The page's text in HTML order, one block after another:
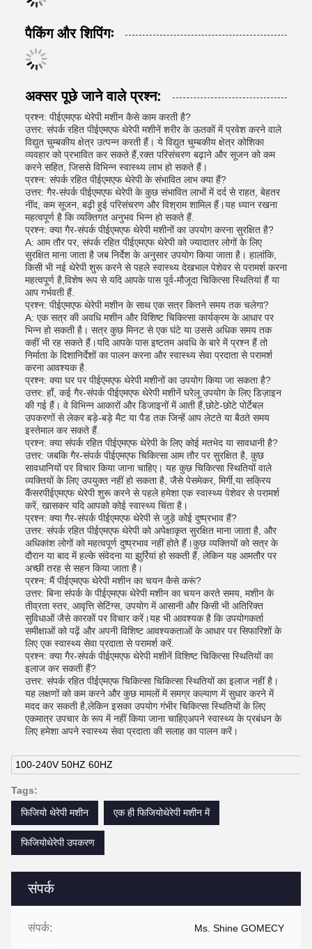
संपर्क
संपर्क: Ms. Shine GOMECY
पैकिंग और शिपिंगः
अक्सर पूछे जाने वाले प्रश्न:
प्रश्न: पीईएमएफ थेरेपी मशीन कैसे काम करती है?
उत्तर: संपर्क रहित पीईएमएफ थेरेपी मशीनें शरीर के ऊतकों में प्रवेश करने वाले
विद्युत चुम्बकीय क्षेत्र उत्पन्न करती हैं। ये विद्युत चुम्बकीय क्षेत्र कोशिका
व्यवहार को प्रभावित कर सकते हैं,रक्त परिसंचरण बढ़ाने और सूजन को कम
करने सहित, जिससे विभिन्न स्वास्थ्य लाभ हो सकते हैं।
प्रश्न: संपर्क रहित पीईएमएफ थेरेपी के संभावित लाभ क्या हैं?
उत्तर: गैर-संपर्क पीईएमएफ थेरेपी के कुछ संभावित लाभों में दर्द से राहत, बेहतर
नींद, कम सूजन, बढ़ी हुई परिसंचरण और विश्राम शामिल हैं।यह ध्यान रखना
महत्वपूर्ण है कि व्यक्तिगत अनुभव भिन्न हो सकते हैं.
प्रश्न: क्या गैर-संपर्क पीईएमएफ थेरेपी मशीनों का उपयोग करना सुरक्षित है?
A: आम तौर पर, संपर्क रहित पीईएमएफ थेरेपी को ज्यादातर लोगों के लिए
सुरक्षित माना जाता है जब निर्देश के अनुसार उपयोग किया जाता है। हालांकि,
किसी भी नई थेरेपी शुरू करने से पहले स्वास्थ्य देखभाल पेशेवर से परामर्श करना
महत्वपूर्ण है,विशेष रूप से यदि आपके पास पूर्व-मौजूदा चिकित्सा स्थितियां हैं या
आप गर्भवती हैं.
प्रश्न: पीईएमएफ थेरेपी मशीन के साथ एक सत्र कितने समय तक चलेगा?
A: एक सत्र की अवधि मशीन और विशिष्ट चिकित्सा कार्यक्रम के आधार पर
भिन्न हो सकती है। सत्र कुछ मिनट से एक घंटे या उससे अधिक समय तक
कहीं भी रह सकते हैं।यदि आपके पास इष्टतम अवधि के बारे में प्रश्न हैं तो
निर्माता के दिशानिर्देशों का पालन करना और स्वास्थ्य सेवा प्रदाता से परामर्श
करना आवश्यक है.
प्रश्न: क्या घर पर पीईएमएफ थेरेपी मशीनों का उपयोग किया जा सकता है?
उत्तर: हाँ, कई गैर-संपर्क पीईएमएफ थेरेपी मशीनें घरेलू उपयोग के लिए डिज़ाइन
की गई हैं। वे विभिन्न आकारों और डिजाइनों में आती हैं,छोटे-छोटे पोर्टेबल
उपकरणों से लेकर बड़े-बड़े मैट या पैड तक जिन्हें आप लेटते या बैठते समय
इस्तेमाल कर सकते हैं.
प्रश्न: क्या संपर्क रहित पीईएमएफ थेरेपी के लिए कोई मतभेद या सावधानी है?
उत्तर: जबकि गैर-संपर्क पीईएमएफ चिकित्सा आम तौर पर सुरक्षित है, कुछ
सावधानियों पर विचार किया जाना चाहिए। यह कुछ चिकित्सा स्थितियों वाले
व्यक्तियों के लिए उपयुक्त नहीं हो सकता है, जैसे पेसमेकर, मिर्गी,या सक्रिय
कैंसरपीईएमएफ थेरेपी शुरू करने से पहले हमेशा एक स्वास्थ्य पेशेवर से परामर्श
करें, खासकर यदि आपको कोई स्वास्थ्य चिंता है।
प्रश्न: क्या गैर-संपर्क पीईएमएफ थेरेपी से जुड़े कोई दुष्प्रभाव हैं?
उत्तर: संपर्क रहित पीईएमएफ थेरेपी को अपेक्षाकृत सुरक्षित माना जाता है, और
अधिकांश लोगों को महत्वपूर्ण दुष्प्रभाव नहीं होते हैं।कुछ व्यक्तियों को सत्र के
दौरान या बाद में हल्के संवेदना या झुर्रियां हो सकती हैं, लेकिन यह आमतौर पर
अच्छी तरह से सहन किया जाता है।
प्रश्न: मैं पीईएमएफ थेरेपी मशीन का चयन कैसे करूं?
उत्तर: बिना संपर्क के पीईएमएफ थेरेपी मशीन का चयन करते समय, मशीन के
तीव्रता स्तर, आवृत्ति सेटिंग्स, उपयोग में आसानी और किसी भी अतिरिक्त
सुविधाओं जैसे कारकों पर विचार करें।यह भी आवश्यक है कि उपयोगकर्ता
समीक्षाओं को पढ़ें और अपनी विशिष्ट आवश्यकताओं के आधार पर सिफारिशों के
लिए एक स्वास्थ्य सेवा प्रदाता से परामर्श करें.
प्रश्न: क्या गैर-संपर्क पीईएमएफ थेरेपी मशीनें विशिष्ट चिकित्सा स्थितियों का
इलाज कर सकती हैं?
उत्तर: संपर्क रहित पीईएमएफ चिकित्सा चिकित्सा स्थितियों का इलाज नहीं है।
यह लक्षणों को कम करने और कुछ मामलों में समग्र कल्याण में सुधार करने में
मदद कर सकती है,लेकिन इसका उपयोग गंभीर चिकित्सा स्थितियों के लिए
एकमात्र उपचार के रूप में नहीं किया जाना चाहिएअपने स्वास्थ्य के प्रबंधन के
लिए हमेशा अपने स्वास्थ्य सेवा प्रदाता की सलाह का पालन करें।
100-240V 50HZ 60HZ
Tags:
फिजियो थेरेपी मशीन
एक ही फिजियोथेरेपी मशीन में
फिजियोथेरेपी उपकरण